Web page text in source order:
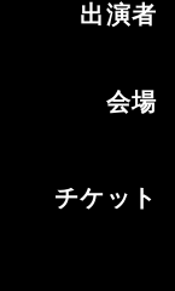
出演者
会場
チケット